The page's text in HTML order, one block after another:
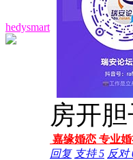
hedysmart
房开
嘉缘婚恋 专业
回复 支持5 反对